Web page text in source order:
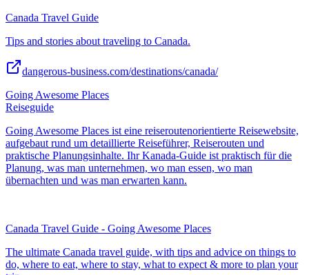
Canada Travel Guide
Tips and stories about traveling to Canada.
dangerous-business.com/destinations/canada/
Going Awesome Places
Reiseguide
Going Awesome Places ist eine reiseroutenorientierte Reisewebsite,
aufgebaut rund um detaillierte Reiseführer, Reiserouten und
praktische Planungsinhalte. Ihr Kanada-Guide ist praktisch für die
Planung, was man unternehmen, wo man essen, wo man
übernachten und was man erwarten kann.
Canada Travel Guide - Going Awesome Places
The ultimate Canada travel guide, with tips and advice on things to
do, where to eat, where to stay, what to expect & more to plan your